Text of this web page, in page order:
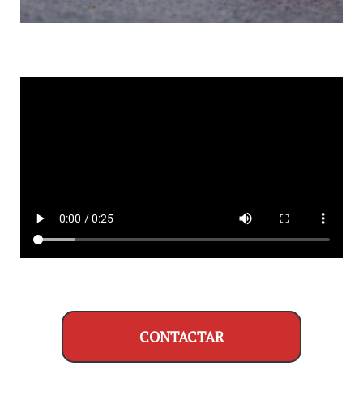
CONTACTAR